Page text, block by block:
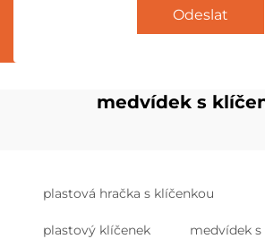
Odeslat
medvídek s
plastová hračka s klíčenkou
plastový klíčenek medvídek